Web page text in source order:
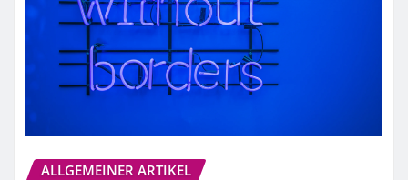
ALLGEMEINER ARTIKEL